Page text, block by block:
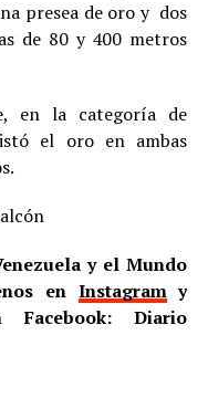
presea de oro y dos
de 80 y 400 metros
en la categoría de
el oro en ambas
y el Mundo
en Instagramy
Diario